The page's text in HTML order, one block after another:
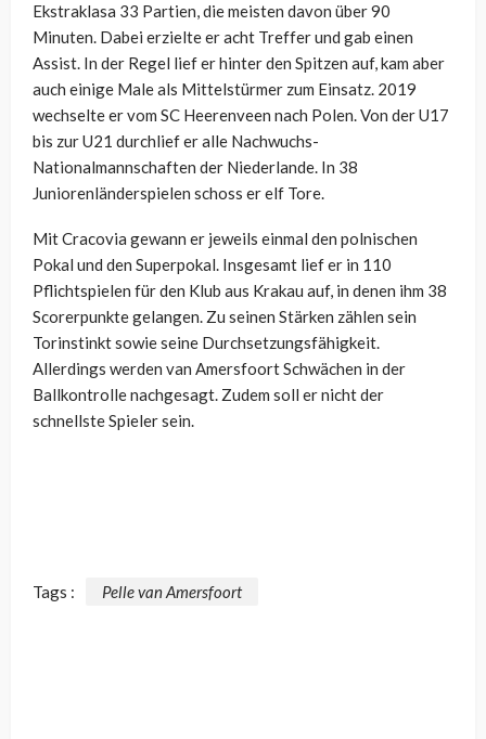
Ekstraklasa 33 Partien, die meisten davon über 90
Minuten. Dabei erzielte er acht Treffer und gab einen
Assist. In der Regel lief er hinter den Spitzen auf, kam aber
auch einige Male als Mittelstürmer zum Einsatz. 2019
wechselte er vom SC Heerenveen nach Polen. Von der U17
bis zur U21 durchlief er alle Nachwuchs-
Nationalmannschaften der Niederlande. In 38
Juniorenländerspielen schoss er elf Tore.
Mit Cracovia gewann er jeweils einmal den polnischen
Pokal und den Superpokal. Insgesamt lief er in 110
Pflichtspielen für den Klub aus Krakau auf, in denen ihm 38
Scorerpunkte gelangen. Zu seinen Stärken zählen sein
Torinstinkt sowie seine Durchsetzungsfähigkeit.
Allerdings werden van Amersfoort Schwächen in der
Ballkontrolle nachgesagt. Zudem soll er nicht der
schnellste Spieler sein.
Tags : Pelle van Amersfoort